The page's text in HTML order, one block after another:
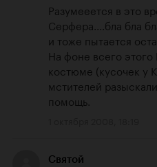
Разумееется в это
Серфера....бла бла
и тоже пытается
На фоне всего
костюме (кусочек у
мстителей
помощь.
Святой